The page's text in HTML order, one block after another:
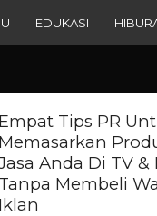
EDUKASI
Empat Tips PR
Memasarkan
Anda Di TV &
Tanpa Membeli
Iklan